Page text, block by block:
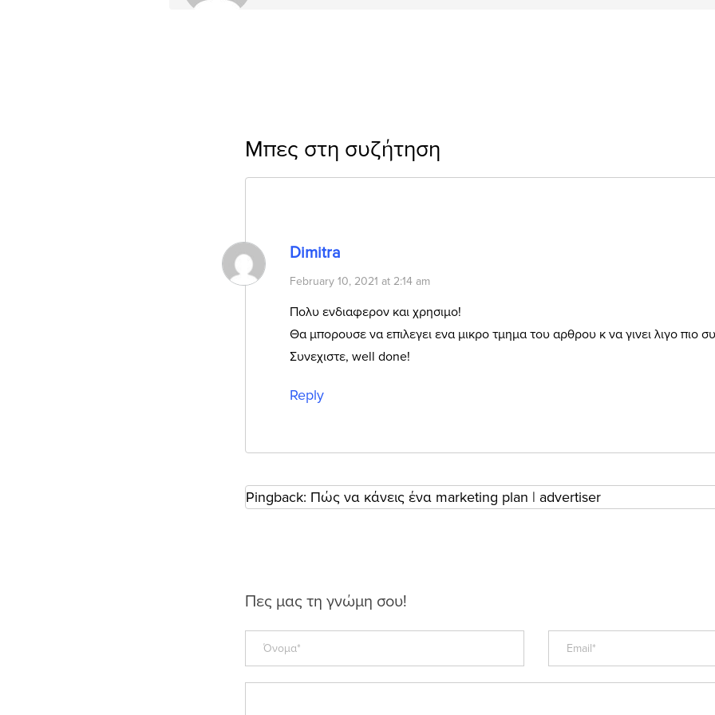
Μπες στη συζήτηση
Dimitra
February 10, 2021 at 2:14 am
Πολυ ενδιαφερον και χρησιμο!
Θα μπορουσε να επιλεγει ενα μικρο τμημα του αρθρου κ να γινει λιγο πιο
Συνεχιστε, well done!
Reply
Pingback: Πώς να κάνεις ένα marketing plan | advertiser
Πες μας τη γνώμη σου!